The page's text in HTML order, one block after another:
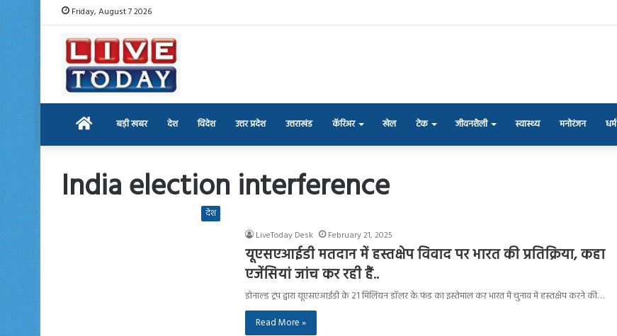
Friday, August 7 2026
Home बड़ी खबर देश विदेश उत्तर प्रदेश उत्तराखंड कॅरिअर खेल टेक जीवनशैली स्वास्थ्य मनोरंजन धर्म
India election interference
देश
LiveToday Desk
February 21, 2025
यूएसएआईडी मतदान में हस्तक्षेप विवाद पर भारत की प्रतिक्रिया, कहा
एजेंसियां ​​जांच कर रही हैं..
डोनाल्ड ट्रंप द्वारा यूएसएआईडी के 21 मिलियन डॉलर के फंड का इस्तेमाल कर भारत में चुनाव में हस्तक्षेप करने की…
Read More »